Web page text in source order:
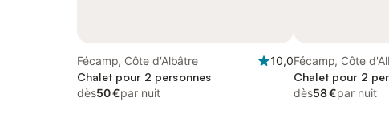
Fécamp, Côte d'Albâtre
10,0
Chalet pour 2 personnes
dès50 €par nuit
Fécamp, Côte
Chalet pour 2
dès58 €par nuit